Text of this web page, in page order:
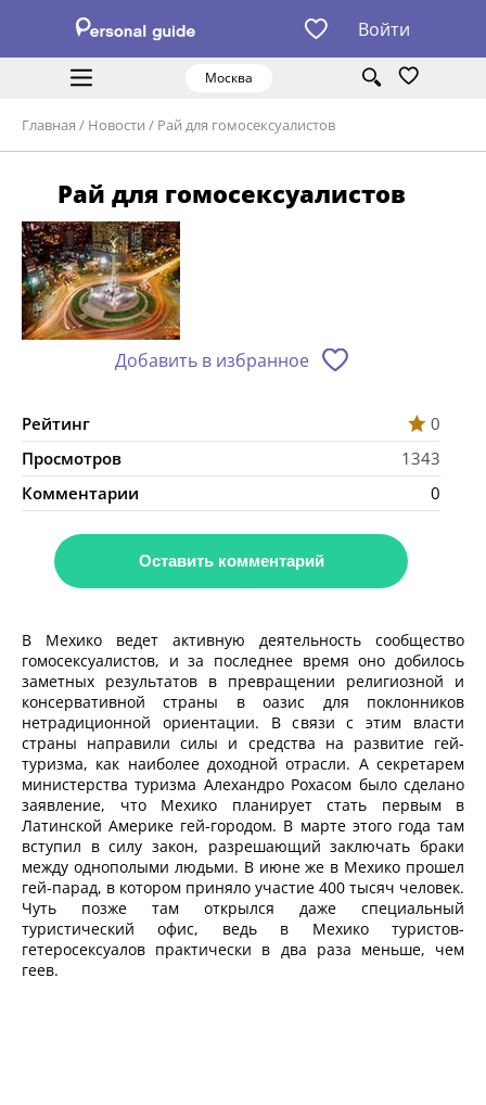
Войти
Москва
Главная / Новости / Рай для гомосексуалистов
Рай для гомосексуалистов
Добавить в избранное
Рейтинг
0
Просмотров
1343
Комментарии
0
Оставить комментарий
В Мехико ведет активную деятельность сообщество
гомосексуалистов, и за последнее время оно добилось
заметных результатов в превращении религиозной и
консервативной страны в оазис для поклонников
нетрадиционной ориентации. В связи с этим власти
страны направили силы и средства на развитие гей-
туризма, как наиболее доходной отрасли. А секретарем
министерства туризма Алехандро Рохасом было сделано
заявление, что Мехико планирует стать первым в
Латинской Америке гей-городом. В марте этого года там
вступил в силу закон, разрешающий заключать браки
между однополыми людьми. В июне же в Мехико прошел
гей-парад, в котором приняло участие 400 тысяч человек.
Чуть позже там открылся даже специальный
туристический офис, ведь в Мехико туристов-
гетеросексуалов практически в два раза меньше, чем
геев.